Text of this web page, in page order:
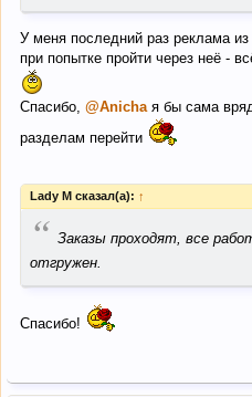
У меня последний раз реклама
при попытке пройти через неё -
Спасибо, @Anichaя бы сама
разделам перейти
Lady M сказал(а): ↑
“ Заказы проходят, все
отгружен.
Спасибо!